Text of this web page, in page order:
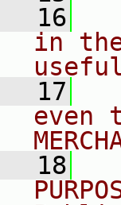
16
in
17
even
18